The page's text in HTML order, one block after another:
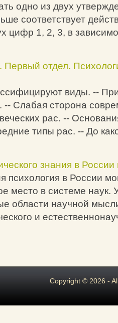
одно из двух
соответствует
цифр 1, 2, 3, в
Первый отдел.
виды. --
-- Слабая сторона
рас. --
типы рас. -- До
знания в
психология в России
место в системе наук.
области научной
и
Copyright © 2026 -